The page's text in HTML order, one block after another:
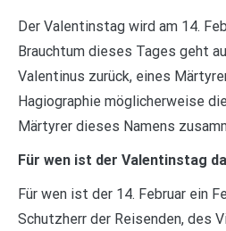
Der Valentinstag wird am 14.
Brauchtum dieses Tages geht
Valentinus zurück, eines
Hagiographie möglicherweise
Märtyrer dieses Namens
Für wen ist der Valentinstag
Für wen ist der 14. Februar ein
Schutzherr der Reisenden, des